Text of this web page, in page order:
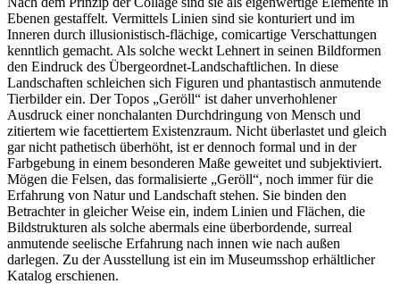
Ebenen gestaffelt. Vermittels Linien sind sie konturiert und im
Inneren durch illusionistisch-flächige, comicartige Verschattungen
kenntlich gemacht. Als solche weckt Lehnert in seinen Bildformen
den Eindruck des Übergeordnet-Landschaftlichen. In diese
Landschaften schleichen sich Figuren und phantastisch anmutende
Tierbilder ein. Der Topos „Geröll“ ist daher unverhohlener
Ausdruck einer nonchalanten Durchdringung von Mensch und
zitiertem wie facettiertem Existenzraum. Nicht überlastet und gleich
gar nicht pathetisch überhöht, ist er dennoch formal und in der
Farbgebung in einem besonderen Maße geweitet und subjektiviert.
Mögen die Felsen, das formalisierte „Geröll“, noch immer für die
Erfahrung von Natur und Landschaft stehen. Sie binden den
Betrachter in gleicher Weise ein, indem Linien und Flächen, die
Bildstrukturen als solche abermals eine überbordende, surreal
anmutende seelische Erfahrung nach innen wie nach außen
darlegen. Zu der Ausstellung ist ein im Museumsshop erhältlicher
Katalog erschienen.